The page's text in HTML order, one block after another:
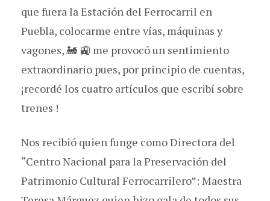
que fuera la Estación del Ferrocarril en
Puebla, colocarme entre vías, máquinas y
vagones, 🚂 🚉 me provocó un sentimiento
extraordinario pues, por principio de cuentas,
¡recordé los cuatro artículos que escribí sobre
trenes !
Nos recibió quien funge como Directora del
“Centro Nacional para la Preservación del
Patrimonio Cultural Ferrocarrilero”: Maestra